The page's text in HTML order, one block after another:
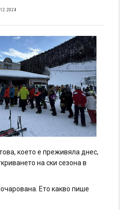
което е преживяла днес,
на ски сезона в
Ето какво пише